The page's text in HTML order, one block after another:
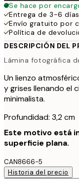
Se hace por
Entrega de 3-6
Envío gratuito por
Política de
DESCRIPCIÓN DEL
Lámina fotográfica
Un lienzo
y grises llenando el
minimalista.
Profundidad: 3,2 cm
Este motivo está
superficie plana.
CAN8666-5
Historia del precio